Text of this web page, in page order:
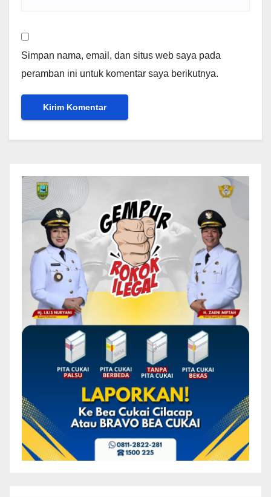
Simpan nama, email, dan situs web saya pada
peramban ini untuk komentar saya berikutnya.